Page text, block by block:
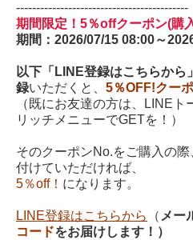
-------------------------------------------
期間限定！5％offクーポン(購
期間：2026/07/15 08:00～
以下「LINE登録はこちらか
録いただくと、 5％OFF!クー
（既にお友達の方は、LINE
リッチメニューでGETを！）
そのクーポンNo.をご購入の
付けていただければ、
5％off！ になります。
LINE登録はこちらから （メー
コードをお届けします！）